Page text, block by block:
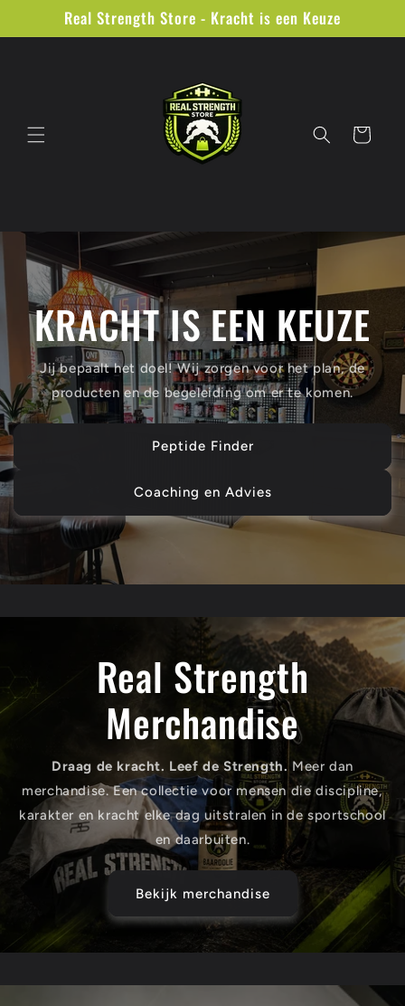
Skip toReal Strength Store - Kracht is een Keuze
Cart
KRACHT IS EEN KEUZE
Jij bepaalt het doel! Wij zorgen voor het plan, de
producten en de begeleiding om er te komen.
Peptide Finder
Coaching en Advies
Real Strength
Merchandise
Draag de kracht. Leef de Strength. Meer dan
merchandise. Een collectie voor mensen die discipline,
karakter en kracht elke dag uitstralen in de sportschool
en daarbuiten.
Bekijk merchandise